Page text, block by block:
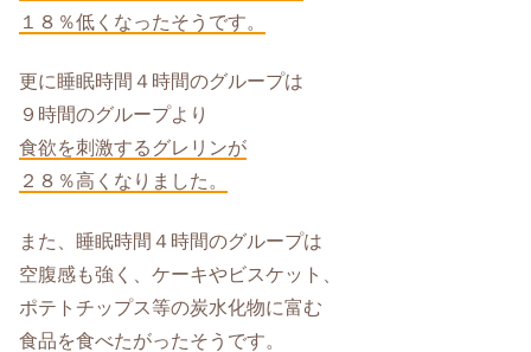
１８％低くなったそうです。
更に睡眠時間４時間のグループは
９時間のグループより
食欲を刺激するグレリンが
２８％高くなりました。
また、睡眠時間４時間のグループは
空腹感も強く、ケーキやビスケット、
ポテトチップス等の炭水化物に富む
食品を食べたがったそうです。